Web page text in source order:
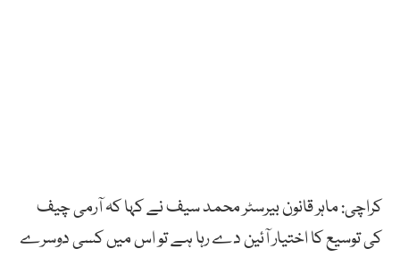
کراچی: ماہر قانون بیرسٹر محمد سیف نے کہا کہ آرمی چیف
کی توسیع کا اختیار آئین دے رہا ہے تو اس میں کسی دوسرے